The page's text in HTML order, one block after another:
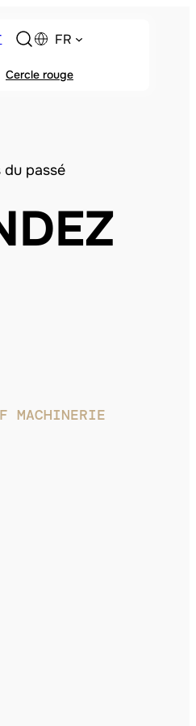
FR
Cercle rouge
passé
MACHINERIE